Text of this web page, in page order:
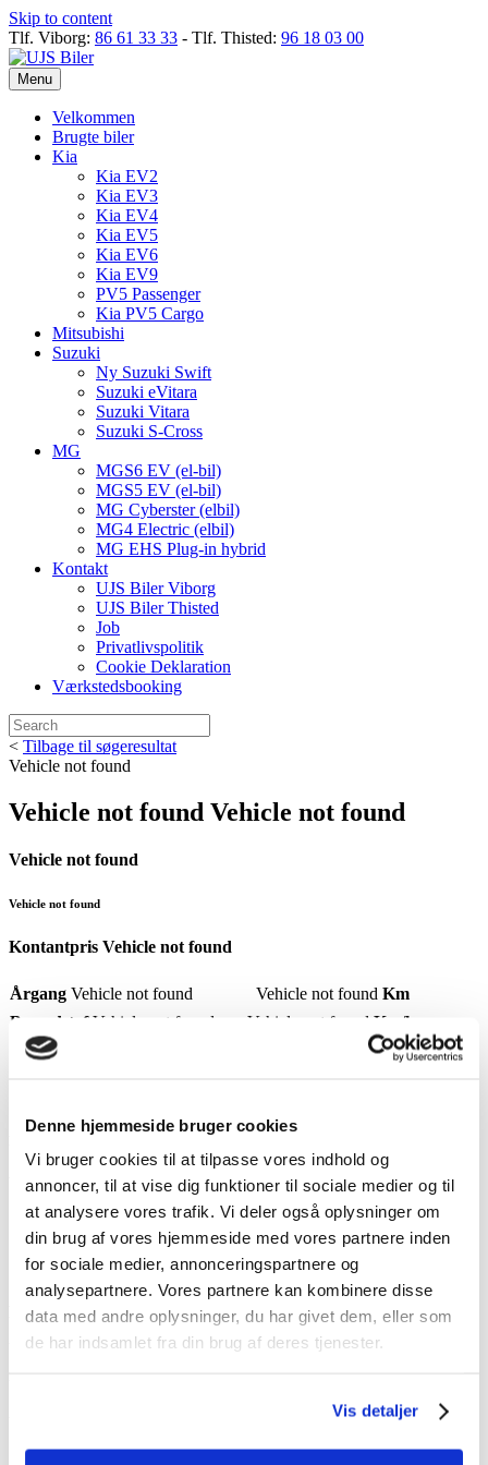
Denne hjemmeside bruger cookies
Vi bruger cookies til at tilpasse vores indhold og
annoncer, til at vise dig funktioner til sociale medier og til
at analysere vores trafik. Vi deler også oplysninger om
din brug af vores hjemmeside med vores partnere inden
for sociale medier, annonceringspartnere og
analysepartnere. Vores partnere kan kombinere disse
data med andre oplysninger, du har givet dem, eller som
de har indsamlet fra din brug af deres tjenester.
Vis detaljer
Skip to content
Tlf. Viborg: 86 61 33 33 - Tlf. Thisted: 96 18 03 00
Menu
Velkommen
Brugte biler
Kia
Kia EV2
Kia EV3
Kia EV4
Kia EV5
Kia EV6
Kia EV9
PV5 Passenger
Kia PV5 Cargo
Mitsubishi
Suzuki
Ny Suzuki Swift
Suzuki eVitara
Suzuki Vitara
Suzuki S-Cross
MG
MGS6 EV (el-bil)
MGS5 EV (el-bil)
MG Cyberster (elbil)
MG4 Electric (elbil)
MG EHS Plug-in hybrid
Kontakt
UJS Biler Viborg
UJS Biler Thisted
Job
Privatlivspolitik
Cookie Deklaration
Værkstedsbooking
< Tilbage til søgeresultat
Vehicle not found
Vehicle not found Vehicle not found
Vehicle not found
Vehicle not found
Kontantpris Vehicle not found
Årgang Vehicle not found Vehicle not found Km
BrændstofVehicle not found Vehicle not found Km/l
Geartype
Farve
Vehicle not found
Beskrivelse
Vehicle not found